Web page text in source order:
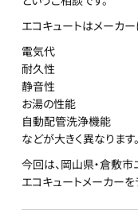
エコキュートはメーカー
電気代
耐久性
静音性
お湯の性能
自動配管洗浄機能
などが大きく異なります。
今回は、岡山県・倉敷
エコキュートメーカーを